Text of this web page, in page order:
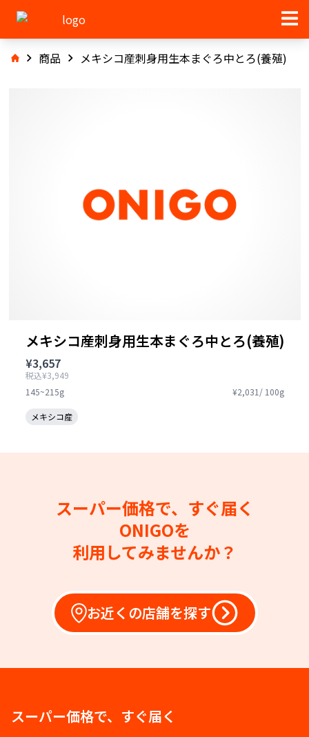
商品 メキシコ産刺身用生本まぐろ中とろ(養殖)
メキシコ産刺身用生本まぐろ中とろ(養殖)
¥3,657
税込¥3,949
145~215g
¥2,031/ 100g
メキシコ産
スーパー価格で、すぐ届く
ONIGOを
利用してみませんか？
お近くの店舗を探す
スーパー価格で、すぐ届く